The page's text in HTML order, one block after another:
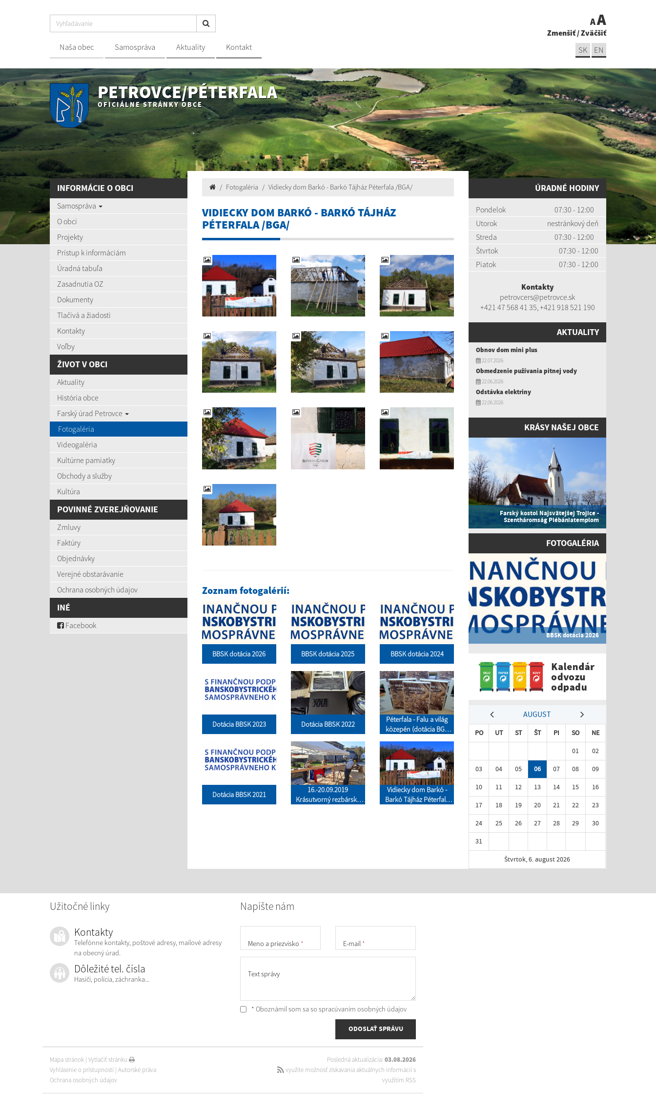
Naša obec Samospráva Aktuality Kontakt
AA
Zmenšiť/Zväčšiť
SK EN
PETROVCE/PÉTERFALA
OFICIÁLNE STRÁNKY OBCE
INFORMÁCIE O OBCI
Samospráva
O obci
Projekty
Prístup k informáciám
Úradná tabuľa
Zasadnutia OZ
Dokumenty
Tlačivá a žiadosti
Kontakty
Voľby
ŽIVOT V OBCI
Aktuality
História obce
Farský úrad Petrovce
Fotogaléria
Videogaléria
Kultúrne pamiatky
Obchody a služby
Kultúra
POVINNÉ ZVEREJŇOVANIE
Zmluvy
Faktúry
Objednávky
Verejné obstarávanie
Ochrana osobných údajov
INÉ
Facebook
Fotogaléria Vidiecky dom Barkó - Barkó Tájház Péterfala /BGA/
VIDIECKY DOM BARKÓ - BARKÓ TÁJHÁZ
PÉTERFALA /BGA/
Zoznam fotogalérií:
BBSK dotácia 2026 BBSK dotácia 2025 BBSK dotácia 2024
Dotácia BBSK 2023 Dotácia BBSK 2022
Péterfala - Falu a világ
közepén (dotácia BGA
Dotácia BBSK 2021
16.-20.09.2019
Krásutvorný rezbársky
Vidiecky dom Barkó -
Barkó Tájház Péterfala
ÚRADNÉ HODINY
Pondelok
07:30 - 12:00
Utorok
nestránkový deň
Streda
07:30 - 12:00
Štvrtok
07:30 - 12:00
Piatok
07:30 - 12:00
Kontakty
petrovcers@petrovce.sk
+421 47 568 41 35,+421 918 521 190
AKTUALITY
Obnov dom mini plus
22.07.2026
Obmedzenie pužívania pitnej vody
22.06.2026
Odstávka elektriny
22.06.2026
KRÁSY NAŠEJ OBCE
Farský kostol Najsvätejšej Trojice -
Szentháromság Plébániatemplom
FOTOGALÉRIA
BBSK dotácia 2026
AUGUST
PO UT ST ŠT PI SO
NE
01
02
03
04 05 06 07 08
09
10
11 12 13 14 15
16
17
18 19 20 21 22
23
24
25 26 27 28 29
30
31
Štvrtok, 6. august 2026
Napíšte nám
Meno a priezvisko * E-mail *
Text správy
* Oboznámil som sa so spracúvaním osobných údajov
ODOSLAŤ SPRÁVU
Užitočné linky
Kontakty
Telefónne kontakty, poštové adresy, mailové adresy
na obecný úrad.
Dôležité tel. čísla
Hasiči, polícia, záchranka...
Posledná aktualizácia: 03.08.2026
využite možnosť získavania aktuálnych informácií s
využitím RSS
Mapa stránok | Vytlačiť stránku
Vyhlásenie o prístupnosti | Autorské práva
Ochrana osobných údajov